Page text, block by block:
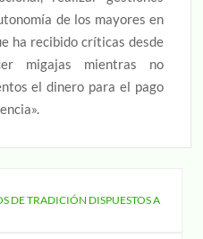
de los mayores en
ha recibido críticas desde
migajas mientras no
el dinero para el pago
DE TRADICIÓN DISPUESTOS A